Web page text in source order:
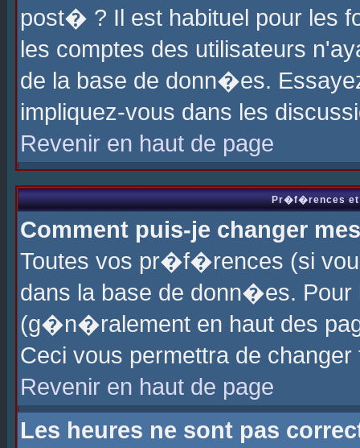
post� ? Il est habituel pour les
les comptes des utilisateurs
de la base de donn�es.
impliquez-vous dans les
Revenir en haut de page
Pr�f�rences et
Comment puis-je changer
Toutes vos pr�f�rences (si
dans la base de donn�es.
(g�n�ralement en haut des
Ceci vous permettra de
Revenir en haut de page
Les heures ne sont pas